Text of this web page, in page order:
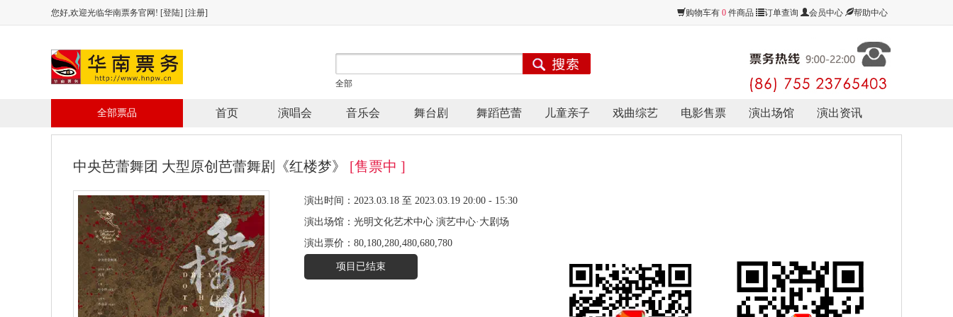
您好,欢迎光临华南票务官网! [登陆] [注册] 购物车有 0 件商品 订单查询 会员中心 帮助中心
全部
全部票品 首页 演唱会 音乐会 舞台剧 舞蹈芭蕾 儿童亲子 戏曲综艺 电影售票 演出场馆 演出资讯
中央芭蕾舞团 大型原创芭蕾舞剧《红楼梦》 [售票中 ]
演出时间：2023.03.18 至 2023.03.19 20:00 - 15:30
演出场馆： 光明文化艺术中心 演艺中心·大剧场
演出票价： 80,180,280,480,680,780
项目已结束